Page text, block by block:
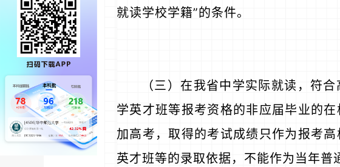
就读学校学籍”的条件。
（三）在我省中学实际就读，符
学英才班等报考资格的非应届毕业的
加高考，取得的考试成绩只作为报考
英才班等的录取依据，不能作为当年普